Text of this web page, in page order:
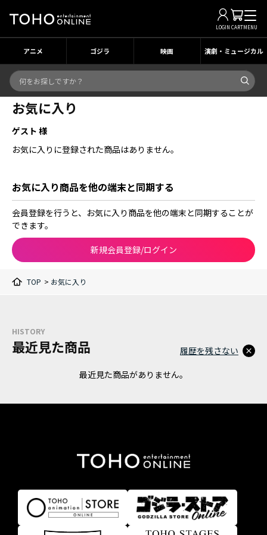
LOGIN CARTMENU
アニメ ゴジラ 映画 演劇・ミュージカル
お気に入り
ゲスト 様
お気に入りに登録された商品はありません。
お気に入り商品を他の端末と同期する
会員登録を行うと、お気に入り商品を他の端末と同期することが
できます。
新規会員登録/ログイン
TOP > お気に入り
HISTORY
最近見た商品
最近見た商品がありません。
履歴を残さない